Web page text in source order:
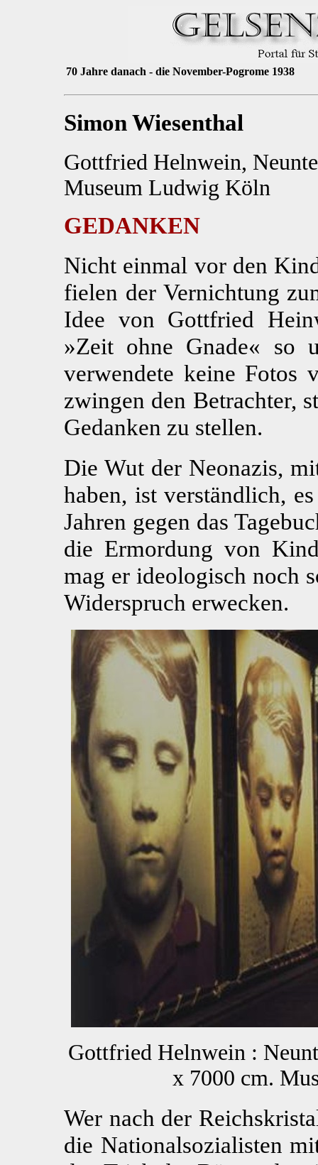
70 Jahre danach - die November-Pogrome 1938
Simon Wiesenthal
Gottfried Helnwein,
Museum Ludwig Köln
GEDANKEN
Nicht einmal vor den
fielen der Vernichtung
Idee von Gottfried
»Zeit ohne Gnade« so
verwendete keine Fotos
zwingen den Betrachter,
Gedanken zu stellen.
Die Wut der Neonazis,
haben, ist verständlich,
Jahren gegen das
die Ermordung von
mag er ideologisch noch
Widerspruch erwecken.
Gottfried Helnwein :
x 7000 cm.
Wer nach der
die Nationalsozialisten